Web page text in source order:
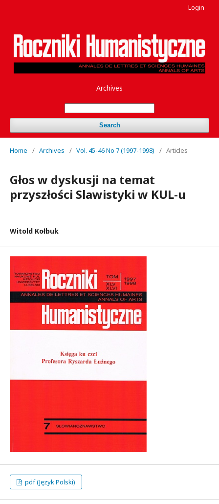
Archives
Search
Login
Home / Archives / Vol. 45-46 No 7 (1997-1998) / Articles
Głos w dyskusji na temat
przyszłości Slawistyki w KUL-u
Witold Kołbuk
pdf (Język Polski)